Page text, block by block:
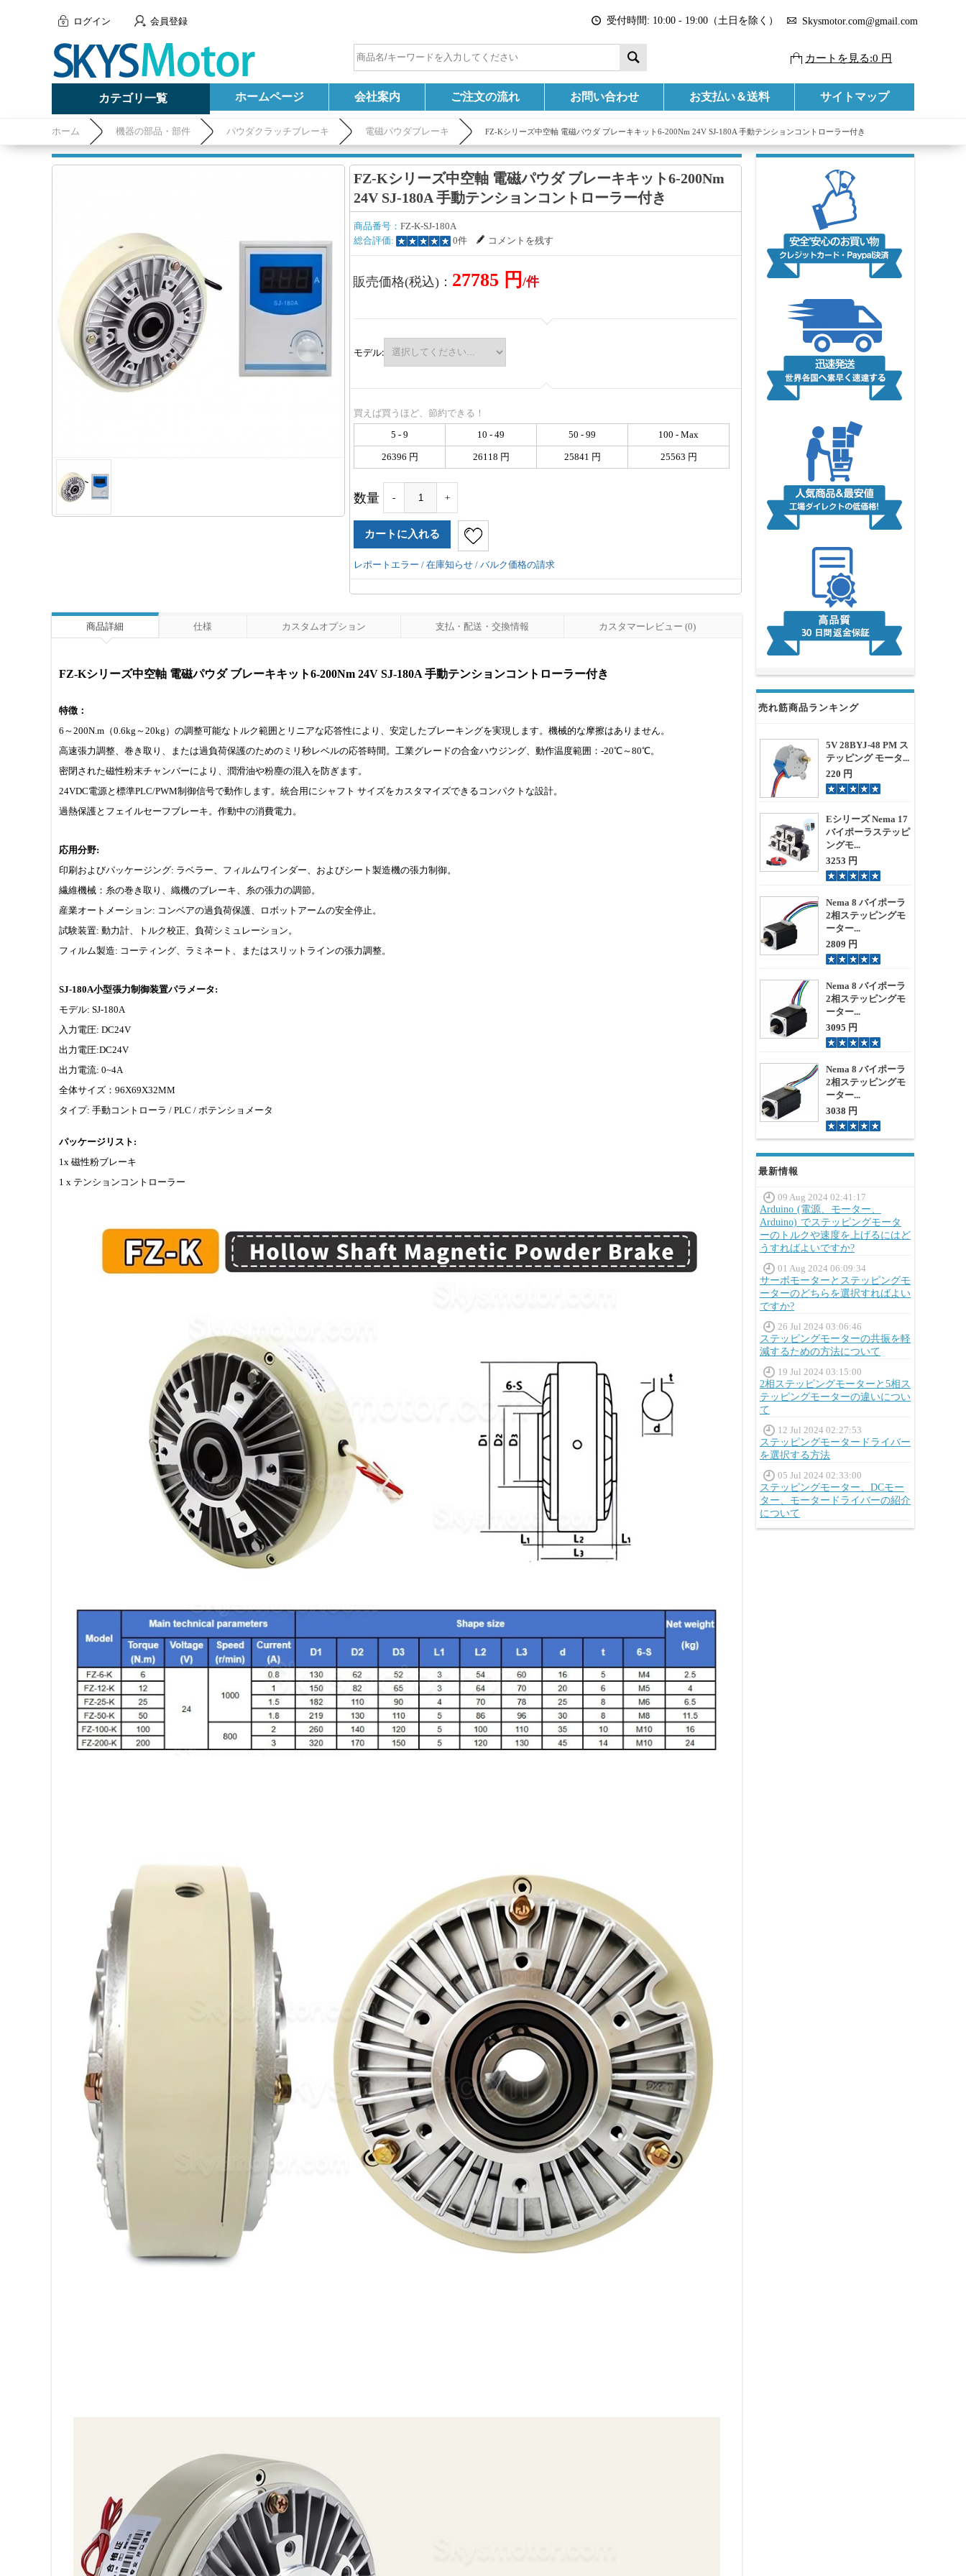
ログイン 会員登録 受付時間: 10:00 - 19:00（土日を除く） Skysmotor.com@gmail.com
カートを見る:0 円
カテゴリ一覧 ホームページ 会社案内 ご注文の流れ お問い合わせ お支払い＆送料 サイトマップ
ホーム 機器の部品・部件 パウダクラッチブレーキ 電磁パウダブレーキ FZ-Kシリーズ中空軸 電磁パウダ ブレーキキット6-200Nm 24V SJ-180A 手動テンションコントローラー付き
売れ筋商品ランキング
5V 28BYJ-48 PM ス
テッピング モータ...
220 円
Eシリーズ Nema 17
バイポーラステッピ
ングモ...
3253 円
Nema 8 バイポーラ
2相ステッピングモ
ーター...
2809 円
Nema 8 バイポーラ
2相ステッピングモ
ーター...
3095 円
Nema 8 バイポーラ
2相ステッピングモ
ーター...
3038 円
最新情報
09 Aug 2024 02:41:17
Arduino (電源、モーター、
Arduino) でステッピングモータ
ーのトルクや速度を上げるにはど
うすればよいですか?
01 Aug 2024 06:09:34
サーボモーターとステッピングモ
ーターのどちらを選択すればよい
ですか?
26 Jul 2024 03:06:46
ステッピングモーターの共振を軽
減するための方法について
19 Jul 2024 03:15:00
2相ステッピングモーターと5相ス
テッピングモーターの違いについ
て
12 Jul 2024 02:27:53
ステッピングモータードライバー
を選択する方法
05 Jul 2024 02:33:00
ステッピングモーター、DCモー
ター、モータードライバーの紹介
について
FZ-Kシリーズ中空軸 電磁パウダ ブレーキキット6-200Nm
24V SJ-180A 手動テンションコントローラー付き
商品番号： FZ-K-SJ-180A
総合評価:
0件 コメントを残す
販売価格(税込)： 27785 円 /件
モデル:
買えば買うほど、節約できる！
5 - 9
10 - 49 50 - 99 100 - Max
26396 円 26118 円 25841 円 25563 円
数量 - +
レポートエラー / 在庫知らせ / バルク価格の請求
商品詳細 仕様 カスタムオプション 支払・配送・交換情報 カスタマーレビュー (0)
FZ-Kシリーズ中空軸 電磁パウダ ブレーキキット6-200Nm 24V SJ-180A 手動テンションコントローラー付き
特徴：
6～200N.m（0.6kg～20kg）の調整可能なトルク範囲とリニアな応答性により、安定したブレーキングを実現します。機械的な摩擦はありません。
高速張力調整、巻き取り、または過負荷保護のためのミリ秒レベルの応答時間。工業グレードの合金ハウジング、動作温度範囲：-20℃～80℃。
密閉された磁性粉末チャンバーにより、潤滑油や粉塵の混入を防ぎます。
24VDC電源と標準PLC/PWM制御信号で動作します。統合用にシャフト サイズをカスタマイズできるコンパクトな設計。
過熱保護とフェイルセーフブレーキ。作動中の消費電力。
応用分野:
印刷およびパッケージング: ラベラー、フィルムワインダー、およびシート製造機の張力制御。
繊維機械：糸の巻き取り、織機のブレーキ、糸の張力の調節。
産業オートメーション: コンベアの過負荷保護、ロボットアームの安全停止。
試験装置: 動力計、トルク校正、負荷シミュレーション。
フィルム製造: コーティング、ラミネート、またはスリットラインの張力調整。
SJ-180A小型張力制御装置パラメータ:
モデル: SJ-180A
入力電圧: DC24V
出力電圧:DC24V
出力電流: 0~4A
全体サイズ：96X69X32MM
タイプ: 手動コントローラ / PLC / ポテンショメータ
パッケージリスト:
1x 磁性粉ブレーキ
1 x テンションコントローラー